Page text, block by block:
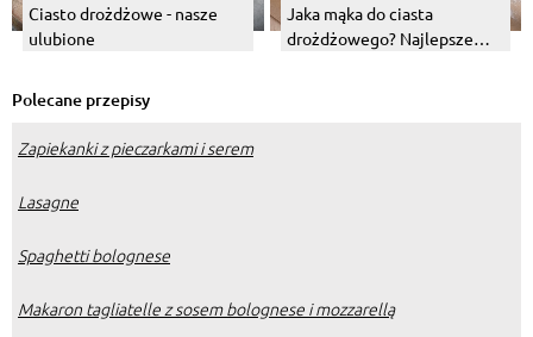
Ciasto drożdżowe - nasze
ulubione
Jaka mąka do ciasta
drożdżowego? Najlepsze
Polecane przepisy
Zapiekanki z pieczarkami i serem
Lasagne
Spaghetti bolognese
Makaron tagliatelle z sosem bolognese i mozzarellą